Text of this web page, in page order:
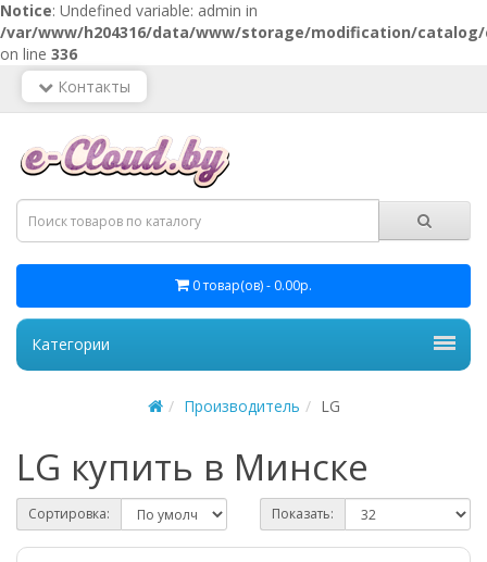
Notice: Undefined variable: admin in
/var/www/h204316/data/www/storage/modification/
on line 336
Контакты
0 товар(ов) - 0.00р.
Категории
Производитель LG
LG купить в Минске
Сортировка: Показать: